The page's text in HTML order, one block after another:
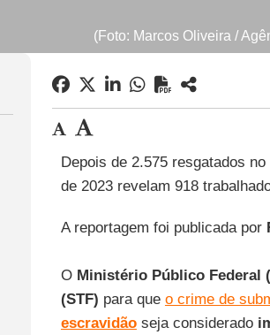
(Foto: Marcos Oliveira /
Depois de 2.575 resgatados
de 2023 revelam 918
A reportagem foi publicada por
O Ministério Público Federal
(STF) para que o crime de
escravidãoseja considerado